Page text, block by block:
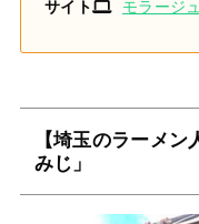
サイト
モラージ
【埼玉のラーメ
みじ」